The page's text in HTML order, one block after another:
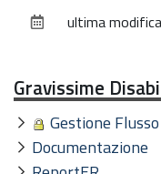
documentoultima modifica
Gravissime
Gestione
Documentazione